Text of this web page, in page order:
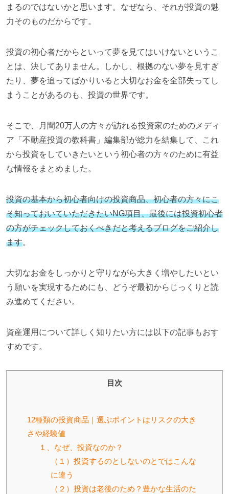
まるのではないかと思います。なぜなら、それが投資の魅
力そのものだからです。
投資の初心者だからといって夢を見てはいけないというこ
とは、決してありません。しかし、根拠のない夢を見すぎ
たり、夢を追ってばかりいると大切なお金を全部失ってし
まうことがあるのも、投資の世界です。
そこで、月間20万人の方々が訪れる投資家のためのメディ
ア「不動産投資の教科書」編集部が総力を結集して、これ
から投資をしていきたいという初心者の方々のために有益
な情報をまとめました。
投資の基本から初心者向けの投資商品、初心者の方々にこ
そ知っておいていただきたいNG項目、最後には投資初心者
の方がチェックしておくべきだと考えるブログをご紹介し
ます。
大切なお金をしっかりと守りながら大きく増やしたいとい
う願いを実現するためにも、どうぞ最初からじっくりと読
み進めてください。
資産運用について詳しく知りたい方には以下の記事もおす
すめです。
目次
12種類の投資商品｜選ぶポイントはリスクの大き
さや経験値
１、なぜ、投資なのか？
（１）投資するのとしないのとではこんな
に違う
（２）投資は老後のため？豊かな生活のた